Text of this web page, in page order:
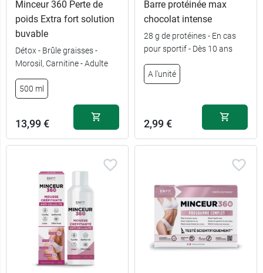
Minceur 360 Perte de
poids Extra fort solution
buvable
Détox - Brûle graisses -
Morosil, Carnitine - Adulte
500 ml
13,99 €
Barre protéinée max
chocolat intense
28 g de protéines - En cas
pour sportif - Dès 10 ans
A l'unité
2,99 €